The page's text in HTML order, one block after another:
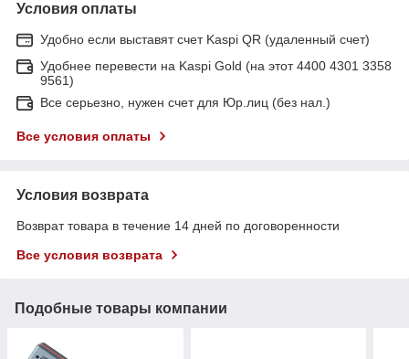
Условия оплаты
Удобно если выставят счет Kaspi QR (удаленный счет)
Удобнее перевести на Kaspi Gold (на этот 4400 4301 3358
9561)
Все серьезно, нужен счет для Юр.лиц (без нал.)
Все условия оплаты
Условия возврата
Возврат товара в течение 14 дней по договоренности
Все условия возврата
Подобные товары компании